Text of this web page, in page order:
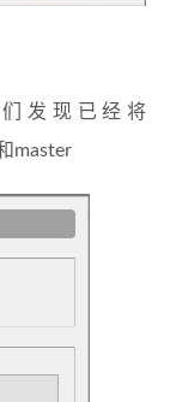
发现已经将
master